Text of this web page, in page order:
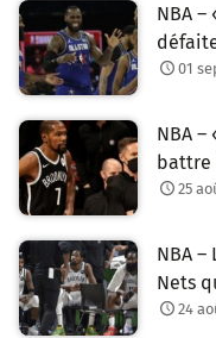
NBA
01
NBA
battre
25
NBA
Nets
24